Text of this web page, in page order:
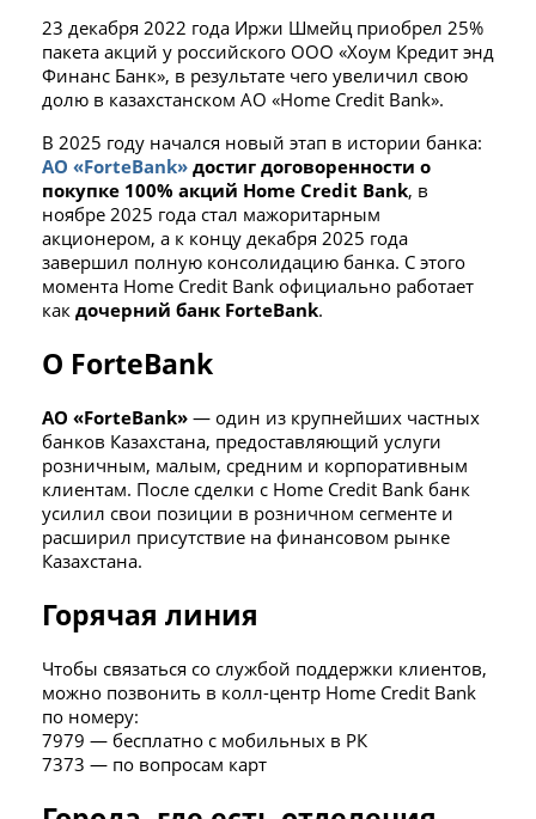
23 декабря 2022 года Иржи Шмейц приобрел 25%
пакета акций у российского ООО «Хоум Кредит энд
Финанс Банк», в результате чего увеличил свою
долю в казахстанском АО «Home Credit Bank».
В 2025 году начался новый этап в истории банка:
АО «ForteBank»достиг договоренности о
покупке 100% акций Home Credit Bank, в
ноябре 2025 года стал мажоритарным
акционером, а к концу декабря 2025 года
завершил полную консолидацию банка. С этого
момента Home Credit Bank официально работает
как дочерний банк ForteBank.
О ForteBank
АО «ForteBank»— один из крупнейших частных
банков Казахстана, предоставляющий услуги
розничным, малым, средним и корпоративным
клиентам. После сделки с Home Credit Bank банк
усилил свои позиции в розничном сегменте и
расширил присутствие на финансовом рынке
Казахстана.
Горячая линия
Чтобы связаться со службой поддержки клиентов,
можно позвонить в колл-центр Home Credit Bank
по номеру:
7979 — бесплатно с мобильных в РК
7373 — по вопросам карт